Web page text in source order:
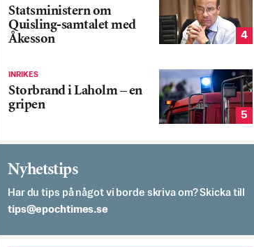
Statsministern om
Quisling-samtalet med
Åkesson
4
INRIKES
Storbrand i Laholm – en
gripen
5
Nyhetstips
Har du tips på något vi borde skriva om? Skicka till
es.semithcope@spit